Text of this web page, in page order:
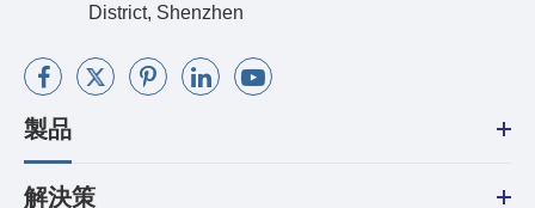
District, Shenzhen
製品
解決策